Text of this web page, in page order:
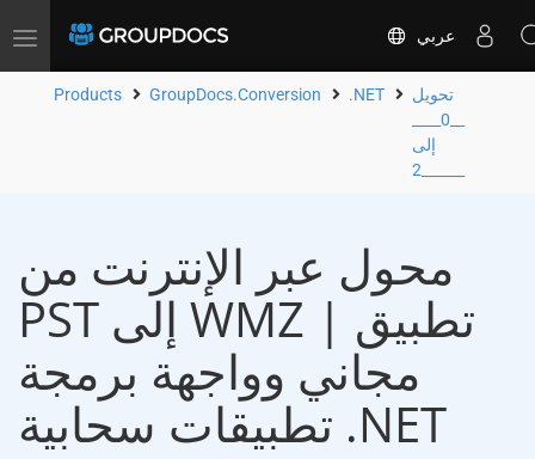
Toggle
عربي
Products GroupDocs.Conversion .NET
تحويل
إلى
محول عبر الإنترنت من
PST إلى WMZ | تطبيق
مجاني وواجهة برمجة
تطبيقات سحابية .NET